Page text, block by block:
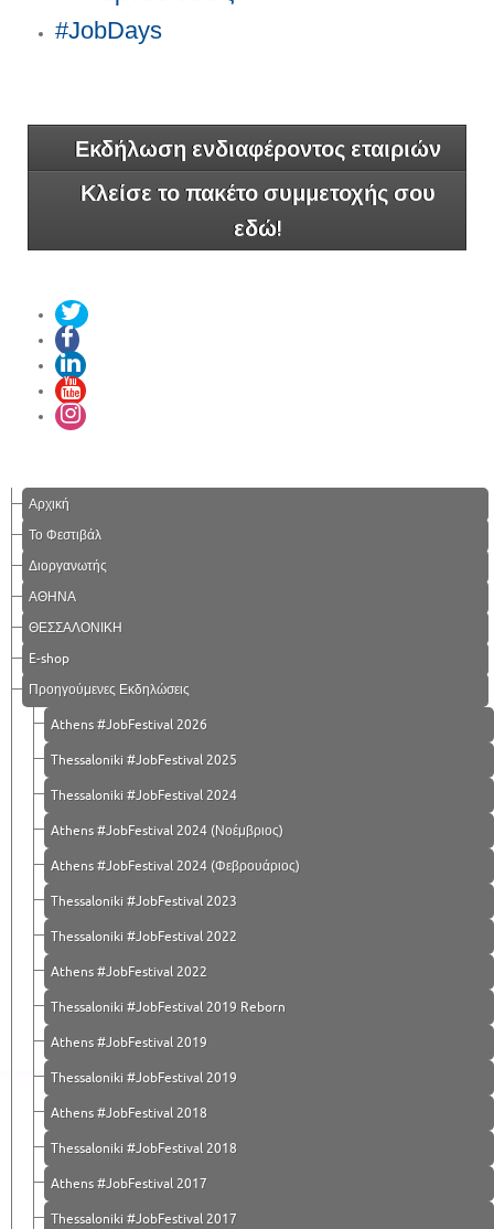
#JobDays
Εκδήλωση ενδιαφέροντος εταιριών
Κλείσε το πακέτο συμμετοχής σου
εδώ!
Αρχική
Το Φεστιβάλ
Διοργανωτής
ΑΘΗΝΑ
ΘΕΣΣΑΛΟΝΙΚΗ
E-shop
Προηγούμενες Εκδηλώσεις
Athens #JobFestival 2026
Thessaloniki #JobFestival 2025
Thessaloniki #JobFestival 2024
Athens #JobFestival 2024 (Νοέμβριος)
Athens #JobFestival 2024 (Φεβρουάριος)
Thessaloniki #JobFestival 2023
Thessaloniki #JobFestival 2022
Athens #JobFestival 2022
Thessaloniki #JobFestival 2019 Reborn
Athens #JobFestival 2019
Thessaloniki #JobFestival 2019
Athens #JobFestival 2018
Thessaloniki #JobFestival 2018
Athens #JobFestival 2017
Τhessaloniki #JobFestival 2017